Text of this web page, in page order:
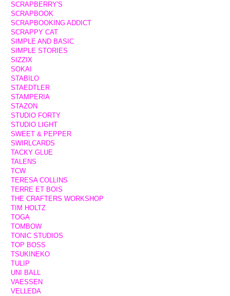
SCRAPBERRY'S
SCRAPBOOK
SCRAPBOOKING ADDICT
SCRAPPY CAT
SIMPLE AND BASIC
SIMPLE STORIES
SIZZIX
SOKAI
STABILO
STAEDTLER
STAMPERIA
STAZON
STUDIO FORTY
STUDIO LIGHT
SWEET & PEPPER
SWIRLCARDS
TACKY GLUE
TALENS
TCW
TERESA COLLINS
TERRE ET BOIS
THE CRAFTERS WORKSHOP
TIM HOLTZ
TOGA
TOMBOW
TONIC STUDIOS
TOP BOSS
TSUKINEKO
TULIP
UNI BALL
VAESSEN
VELLEDA